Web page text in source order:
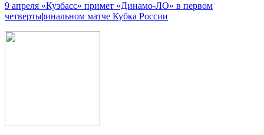
9 апреля «Кузбасс» примет «Динамо-ЛО» в первом
четвертьфинальном матче Кубка России